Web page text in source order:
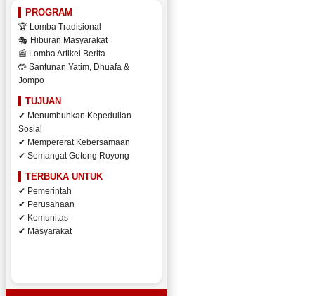
PROGRAM
🏆 Lomba Tradisional
🎭 Hiburan Masyarakat
📰 Lomba Artikel Berita
🤲 Santunan Yatim, Dhuafa &
Jompo
TUJUAN
✔ Menumbuhkan Kepedulian
Sosial
✔ Mempererat Kebersamaan
✔ Semangat Gotong Royong
TERBUKA UNTUK
✔ Pemerintah
✔ Perusahaan
✔ Komunitas
✔ Masyarakat